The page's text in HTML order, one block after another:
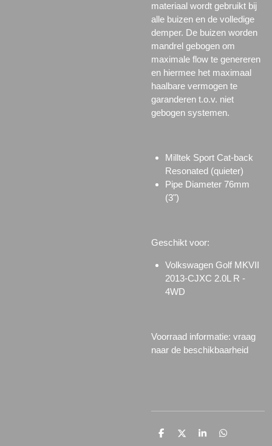
materiaal wordt gebruikt bij
alle buizen en de volledige
demper. De buizen worden
mandrel gebogen om
maximale flow te genereren
en hiermee het maximaal
haalbare vermogen te
garanderen t.o.v. niet
gebogen systemen.
Milltek Sport Cat-back
Resonated (quieter)
Pipe Diameter 76mm
(3")
Geschikt voor:
Volkswagen Golf MKVII
2013-CJXC 2.0L R -
4WD
Voorraad informatie: vraag
naar de beschikbaarheid
D
D
S
D